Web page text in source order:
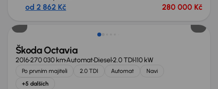
od 2 862 Kč 280 000 Kč
Zlevněno o 10 000 Kč
Škoda Octavia
2016270 030 kmAutomatDiesel2.0 TDI110 kW
Po prvním majiteli 2.0 TDI Automat
Navi
+5 dalších